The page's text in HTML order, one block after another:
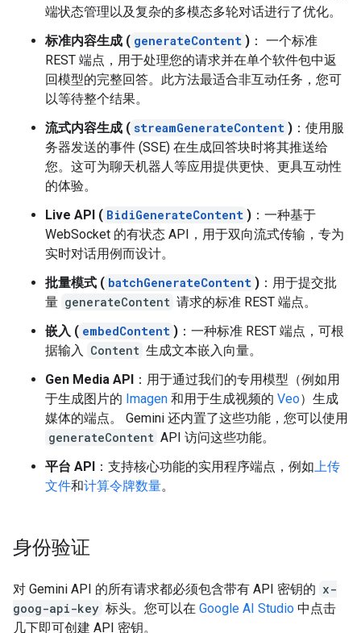
端状态管理以及复杂的多模态多轮对话进行了优化。
标准内容生成 ( generateContent ) ： 一个标准
REST 端点，用于处理您的请求并在单个软件包中返
回模型的完整回答。此方法最适合非互动任务，您可
以等待整个结果。
流式内容生成 ( streamGenerateContent ) ：使用服
务器发送的事件 (SSE) 在生成回答块时将其推送给
您。这可为聊天机器人等应用提供更快、更具互动性
的体验。
Live API ( BidiGenerateContent ) ：一种基于
WebSocket 的有状态 API，用于双向流式传输，专为
实时对话用例而设计。
批量模式 ( batchGenerateContent ) ：用于提交批
量 generateContent 请求的标准 REST 端点。
嵌入 ( embedContent ) ：一种标准 REST 端点，可根
据输入 Content 生成文本嵌入向量。
Gen Media API ：用于通过我们的专用模型（例如用
于生成图片的 Imagen 和用于生成视频的 Veo）生成
媒体的端点。 Gemini 还内置了这些功能，您可以使用
generateContent API 访问这些功能。
平台 API ：支持核心功能的实用程序端点，例如上传
文件和计算令牌数量。
身份验证
对 Gemini API 的所有请求都必须包含带有 API 密钥的 x-
goog-api-key 标头。您可以在 Google AI Studio 中点击
几下即可创建 API 密钥。